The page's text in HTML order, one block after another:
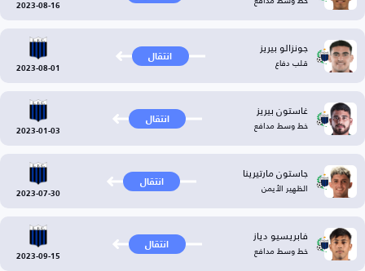
2023-08-16
جونزالو بيريز
قلب دفاع انتقال
2023-08-01
غاستون بيريز
خط وسط مدافع انتقال
2023-01-03
جاستون مارتيرينا
الظهير الأيمن انتقال
2023-07-30
فابريسيو دياز
خط وسط مدافع انتقال
2023-09-15